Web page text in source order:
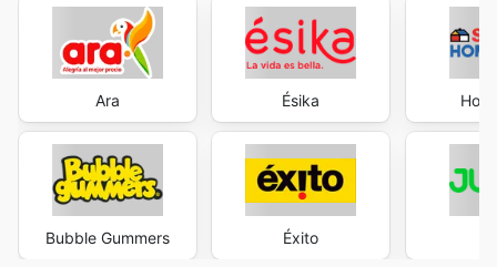
Ara
Bubble Gummers
Ésika
Éxito